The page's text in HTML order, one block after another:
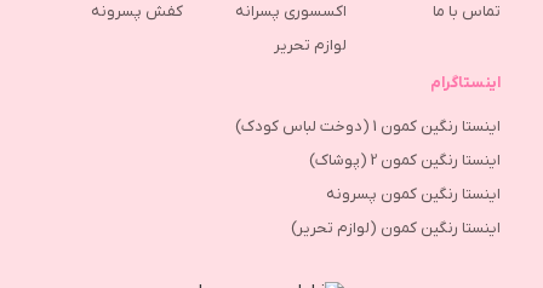
تماس با ما
اکسسوری پسرانه
لوازم تحریر
كفش پسرونه
اینستاگرام
اینستا رنگین کمون 1 (دوخت لباس کودک)
اینستا رنگین کمون 2 (پوشاک)
اینستا رنگین کمون پسرونه
اینستا رنگین کمون (لوازم تحریر)